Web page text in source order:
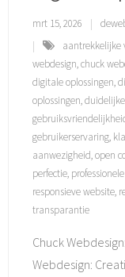
mrt 15, 2026
aantrekkelijke
webdesign,chuck
digitale oplossingen,
oplossingen,
gebruikerservaring,
aanwezigheid,open
perfectie,
responsieve website,
transparantie
Chuck
Webdesign: